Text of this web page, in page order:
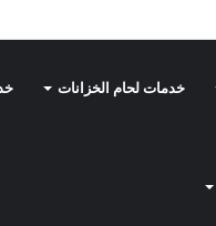
خدمات لحام الخزانات